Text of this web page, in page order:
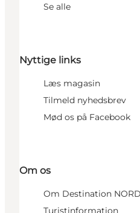
Se alle
Nyttige links
Læs magasin
Tilmeld nyhedsbrev
Mød os på Facebook
Om os
Om Destination NORD